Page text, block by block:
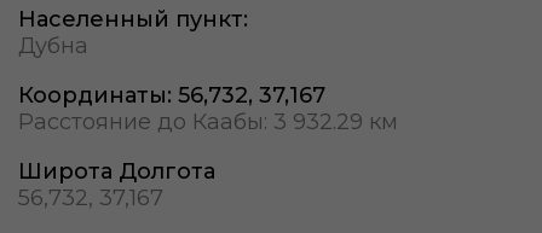
Населенный пункт:
Дубна
Координаты: 56,732, 37,167
Расстояние до Каабы: 3 932.29 км
Широта Долгота
56,732, 37,167